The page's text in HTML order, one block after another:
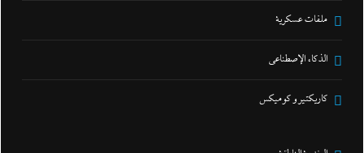
ملفات عسكرية
الذكاء الإصطناعي
كاريكتير و كوميكس